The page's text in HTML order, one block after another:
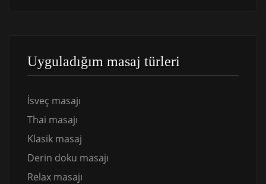
Uyguladığım masaj türleri
İsveç masajı
Thai masajı
Klasik masaj
Derin doku masajı
Relax masajı